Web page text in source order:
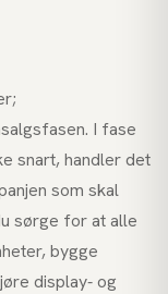
I fase
snart, handler det
som skal
sørge for at alle
bygge
display- og